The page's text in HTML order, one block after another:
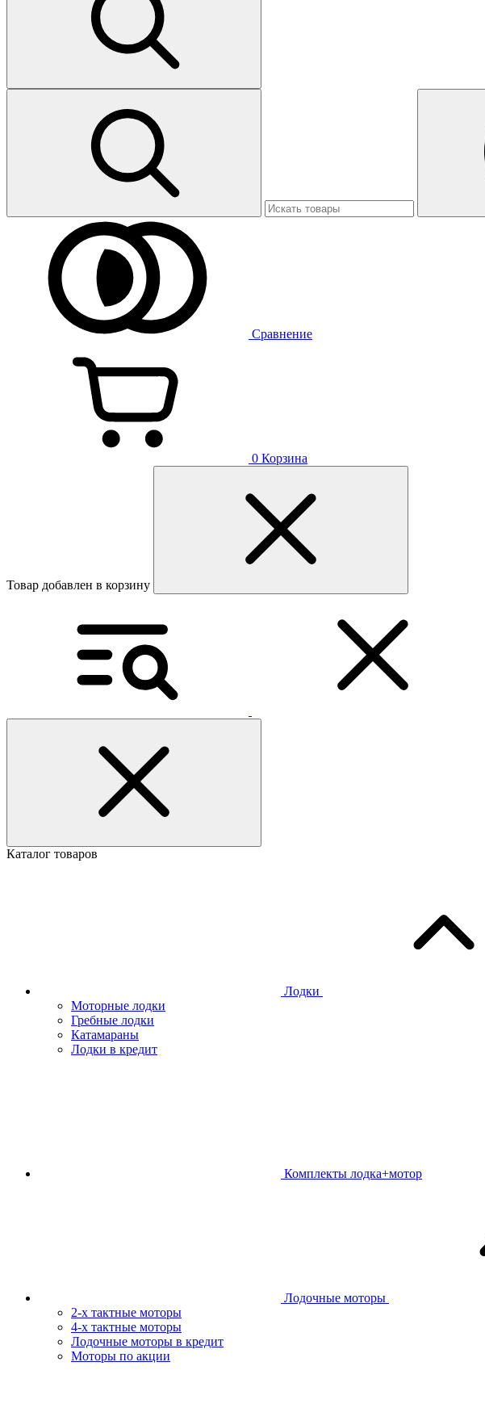
Сравнение
0 Корзина
Товар добавлен в корзину
Каталог товаров
Лодки
Моторные лодки
Гребные лодки
Катамараны
Лодки в кредит
Комплекты лодка+мотор
Лодочные моторы
2-х тактные моторы
4-х тактные моторы
Лодочные моторы в кредит
Моторы по акции